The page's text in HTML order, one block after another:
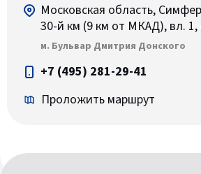
Московская область,
30-й км (9 км от МКАД), вл. 1,
м. Бульвар Дмитрия Донского
+7 (495) 281-29-41
Проложить маршрут